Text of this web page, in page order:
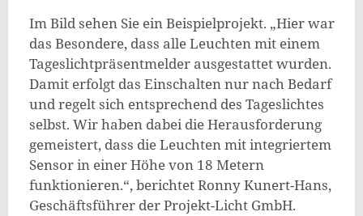
Im Bild sehen Sie ein Beispielprojekt. „Hier war
das Besondere, dass alle Leuchten mit einem
Tageslichtpräsentmelder ausgestattet wurden.
Damit erfolgt das Einschalten nur nach Bedarf
und regelt sich entsprechend des Tageslichtes
selbst. Wir haben dabei die Herausforderung
gemeistert, dass die Leuchten mit integriertem
Sensor in einer Höhe von 18 Metern
funktionieren.“, berichtet Ronny Kunert-Hans,
Geschäftsführer der Projekt-Licht GmbH.